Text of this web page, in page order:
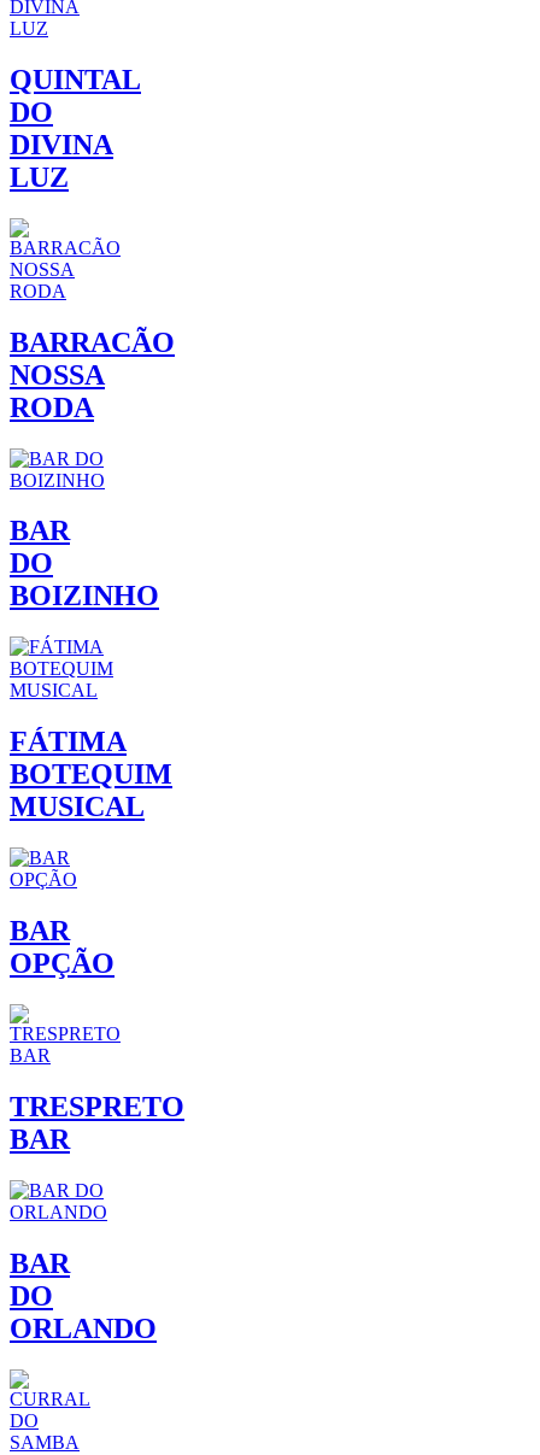
QUINTAL
DO
DIVINA
LUZ
BARRACÃO
NOSSA
RODA
BAR
DO
BOIZINHO
FÁTIMA
BOTEQUIM
MUSICAL
BAR
OPÇÃO
TRESPRETO
BAR
BAR
DO
ORLANDO